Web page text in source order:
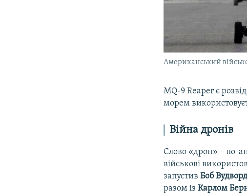
Американський
MQ-9 Reaper є
морем
Війна дронів
Слово «дрон» – по-
військові
запустивБоб
разом ізКарлом